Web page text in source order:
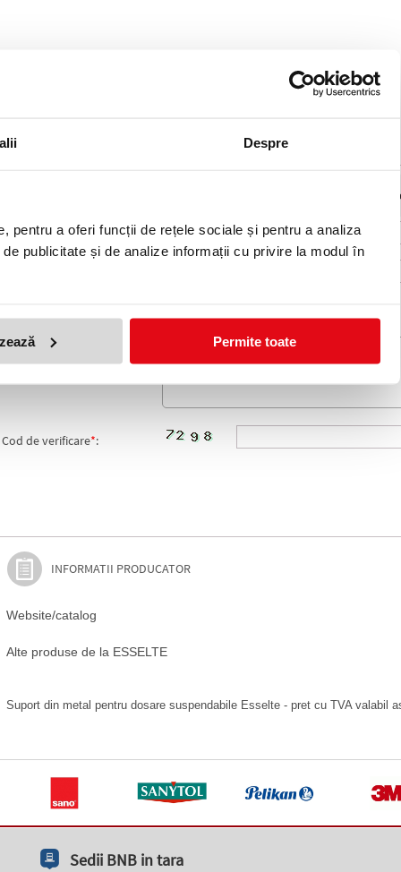
Despre
pentru a oferi funcții de rețele sociale și pentru a analiza
publicitate și de analize informații cu privire la modul în
Permite toate
Adresa de e-mail ramane confidentiala si nu va fi afisata pe
Nume*:
Comentariu
Cod de verificare*:
INFORMATII PRODUCATOR
Website/catalog
Alte produse de la ESSELTE
Suport din metal pentru dosare suspendabile Esselte - pret cu TVA valabil
Sedii BNB in tara